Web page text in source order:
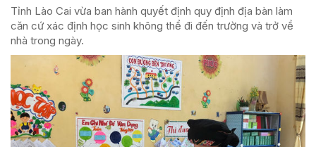
Tỉnh Lào Cai vừa ban hành quyết định quy định địa bàn làm
căn cứ xác định học sinh không thể đi đến trường và trở về
nhà trong ngày.